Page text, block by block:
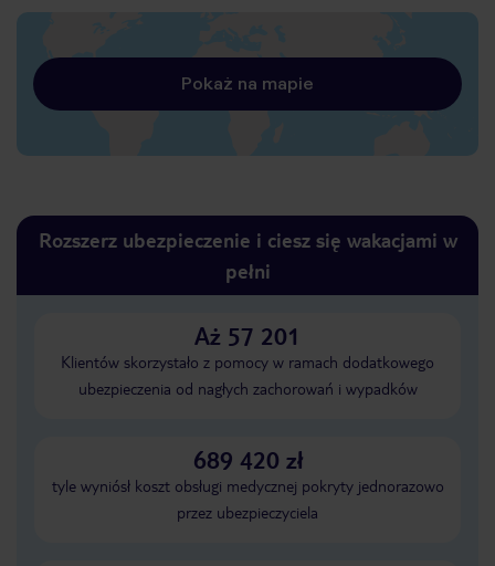
Pokaż na mapie
Rozszerz ubezpieczenie i ciesz się wakacjami w
pełni
Aż 57 201
Klientów skorzystało z pomocy w ramach dodatkowego
ubezpieczenia od nagłych zachorowań i wypadków
689 420 zł
tyle wyniósł koszt obsługi medycznej pokryty jednorazowo
przez ubezpieczyciela